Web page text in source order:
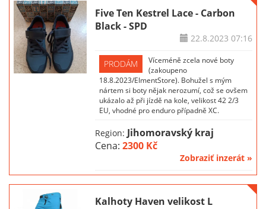
Five Ten Kestrel Lace - Carbon
Black - SPD
22.8.2023 07:16
PRODÁM
Víceméně zcela nové boty
(zakoupeno
18.8.2023/ElmentStore). Bohužel s mým
nártem si boty nějak nerozumí, což se ovšem
ukázalo až při jízdě na kole, velikost 42 2/3
EU, vhodné pro enduro případně XC.
Region: Jihomoravský kraj
Cena:2300 Kč
Zobraziť inzerát »
Kalhoty Haven velikost L